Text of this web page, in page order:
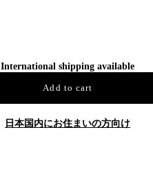
International shipping available
Add to cart
日本国内にお住まいの方向け